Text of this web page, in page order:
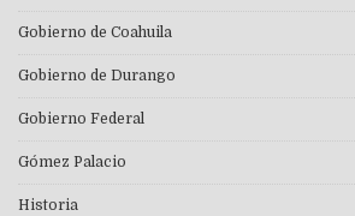
Gobierno de Coahuila
Gobierno de Durango
Gobierno Federal
Gómez Palacio
Historia